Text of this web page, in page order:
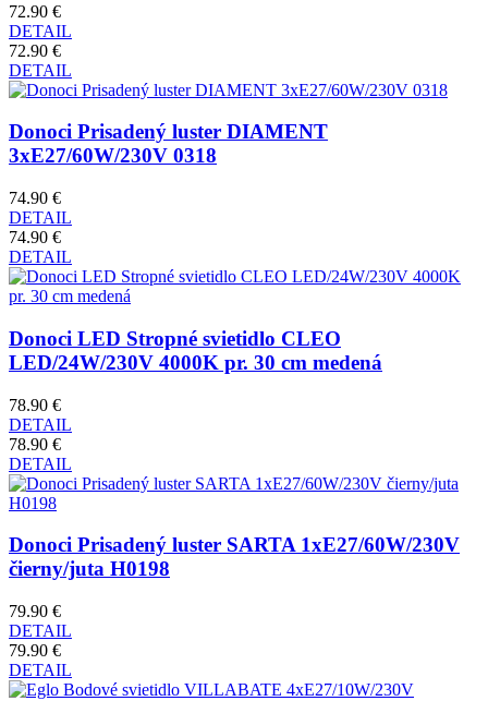
72.90 €
DETAIL
72.90 €
DETAIL
Donoci Prisadený luster DIAMENT
3xE27/60W/230V 0318
74.90 €
DETAIL
74.90 €
DETAIL
Donoci LED Stropné svietidlo CLEO
LED/24W/230V 4000K pr. 30 cm medená
78.90 €
DETAIL
78.90 €
DETAIL
Donoci Prisadený luster SARTA 1xE27/60W/230V
čierny/juta H0198
79.90 €
DETAIL
79.90 €
DETAIL